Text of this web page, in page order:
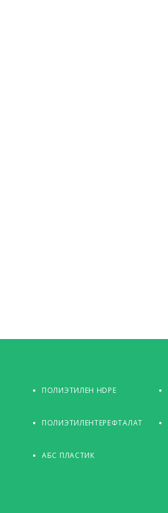
ПОЛИЭТИЛЕН HDPE
ПОЛИЭТИЛЕНТЕРЕФТАЛАТ
АБС ПЛАСТИК